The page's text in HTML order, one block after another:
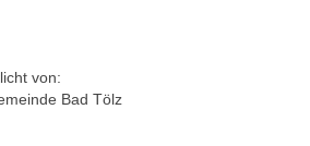
von:
Bad Tölz